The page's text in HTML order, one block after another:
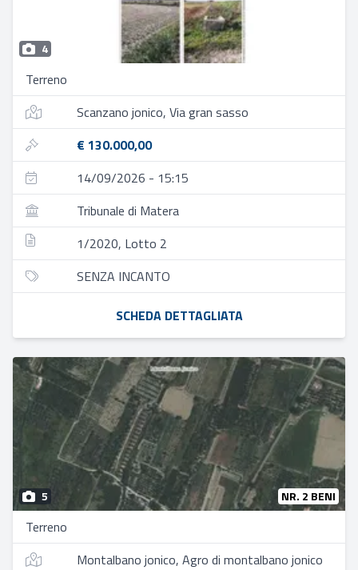
4
Terreno
Scanzano jonico, Via gran sasso
€ 130.000,00
14/09/2026 - 15:15
Tribunale di Matera
1/2020, Lotto 2
SENZA INCANTO
SCHEDA DETTAGLIATA
5 NR. 2 BENI
Terreno
Montalbano jonico, Agro di montalbano jonico